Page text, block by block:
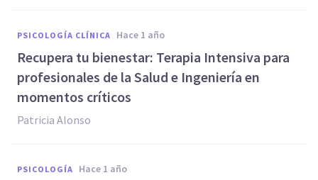
PSICOLOGÍA CLÍNICA hace 1 año
Recupera tu bienestar: Terapia Intensiva para
profesionales de la Salud e Ingeniería en
momentos críticos
Patricia Alonso
PSICOLOGÍA hace 1 año